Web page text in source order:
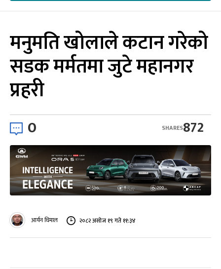
मनुमति खोलाले कटान गरेको
सडक मर्मतमा जुटे महानगर
प्रहरी
0 872
SHARES
आर्यन धिमाल २०८२ असोज १९ गते ११:३४